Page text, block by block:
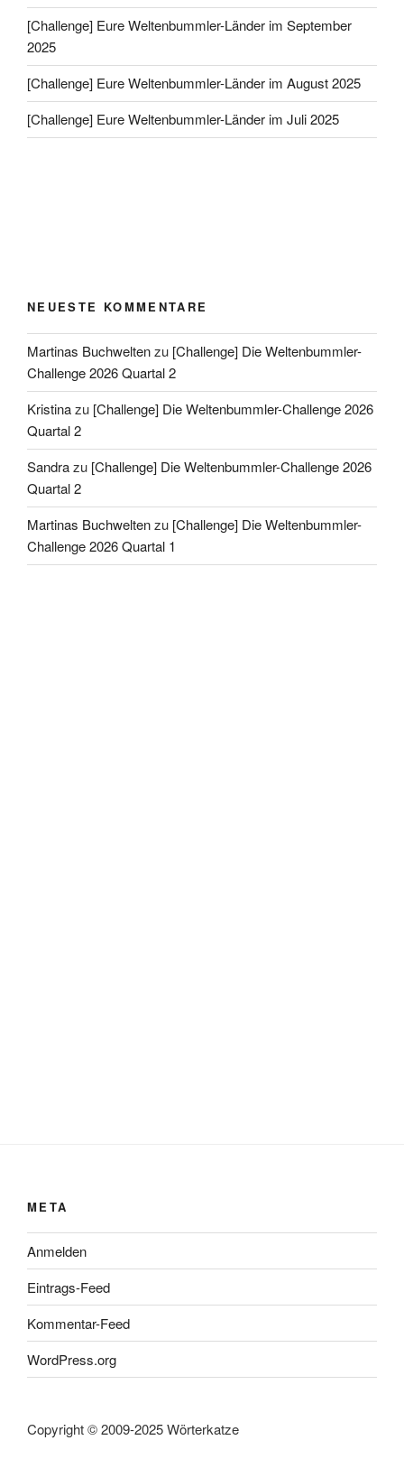
[Challenge] Eure Weltenbummler-Länder im September
2025
[Challenge] Eure Weltenbummler-Länder im August 2025
[Challenge] Eure Weltenbummler-Länder im Juli 2025
NEUESTE KOMMENTARE
Martinas Buchweltenzu [Challenge] Die Weltenbummler-
Challenge 2026 Quartal 2
Kristinazu [Challenge] Die Weltenbummler-Challenge 2026
Quartal 2
Sandrazu [Challenge] Die Weltenbummler-Challenge 2026
Quartal 2
Martinas Buchweltenzu [Challenge] Die Weltenbummler-
Challenge 2026 Quartal 1
META
Anmelden
Eintrags-Feed
Kommentar-Feed
WordPress.org
Copyright © 2009-2025 Wörterkatze